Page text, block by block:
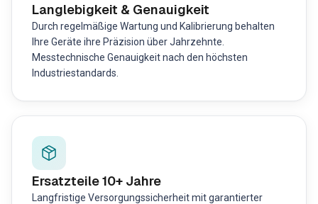
Langlebigkeit & Genauigkeit
Durch regelmäßige Wartung und Kalibrierung behalten
Ihre Geräte ihre Präzision über Jahrzehnte.
Messtechnische Genauigkeit nach den höchsten
Industriestandards.
Ersatzteile 10+ Jahre
Langfristige Versorgungssicherheit mit garantierter